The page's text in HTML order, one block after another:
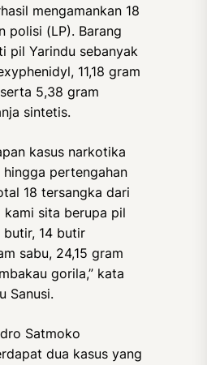
mengamankan 18
polisi (LP). Barang
pil Yarindu sebanyak
11,18 gram
5,38 gram
sintetis.
kasus narkotika
pertengahan
18 tersangka dari
kami sita berupa pil
butir, 14 butir
sabu, 24,15 gram
gorila,” kata
Sanusi.
Satmoko
dua kasus yang